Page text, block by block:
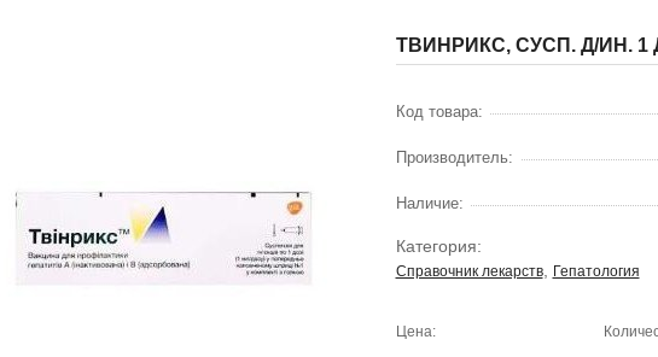
ТВИНРИКС, СУСП. Д/ИН.
Код товара:
Производитель:
Наличие:
Категория:
Справочник лекарств, Гепатология
Цена: